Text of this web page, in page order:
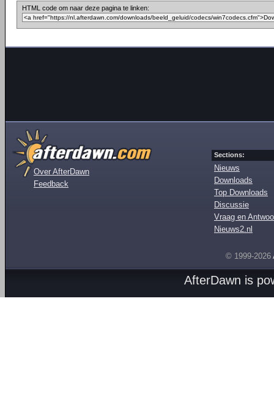
HTML code om naar deze pagina te linken:
Over AfterDawn
Feedback
Sections:
Nieuws
Downloads
Top Downloads
Discussie
Vraag en
Nieuws2.nl
© 1999-2026
AfterDawn is